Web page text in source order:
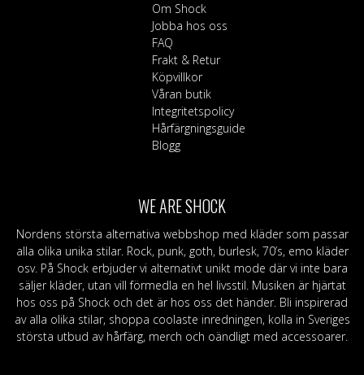
Om Shock
Jobba hos oss
FAQ
Frakt & Retur
Köpvillkor
Våran butik
Integritetspolicy
Hårfärgningsguide
Blogg
WE ARE SHOCK
Nordens största alternativa webbshop med kläder som passar
alla olika unika stilar. Rock, punk, goth, burlesk, 70’s, emo kläder
osv. På Shock erbjuder vi alternativt unikt mode där vi inte bara
säljer kläder, utan vill förmedla en hel livsstil. Musiken är hjärtat
hos oss på Shock och det är hos oss det händer. Bli inspirerad
av alla olika stilar, shoppa coolaste inredningen, kolla in Sveriges
största utbud av hårfärg, merch och oändligt med accessoarer.